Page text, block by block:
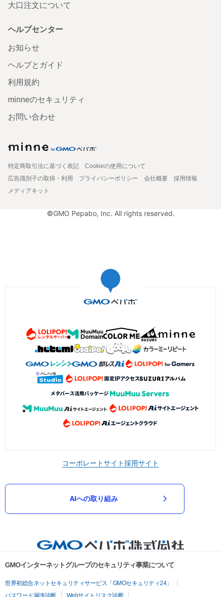
大口注文について
ヘルプセンター
お知らせ
ヘルプとガイド
利用規約
minneのセキュリティ
お問い合わせ
特定商取引法に基づく表記
Cookieの使用について
広告識別子の取得・利用
プライバシーポリシー 会社概要
採用情報
メディアキット
©GMO Pepabo, Inc. All rights reserved.
コーポレートサイト採用サイト
AIへの取り組み
GMOインターネットグループのセキュリティ事業について
世界初総合ネットセキュリティサービス「GMOセキュリティ24」
パスワード漏洩診断
Webサイトリスク診断